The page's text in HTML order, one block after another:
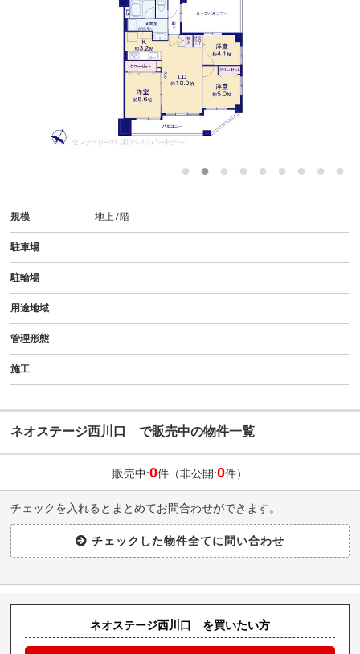
規模 地上7階
駐車場
駐輪場
用途地域
管理形態
施工
ネオステージ西川口 で販売中の物件一覧
販売中:0件（非公開:0件）
チェックを入れるとまとめてお問合わせができます。
ネオステージ西川口 を買いたい方